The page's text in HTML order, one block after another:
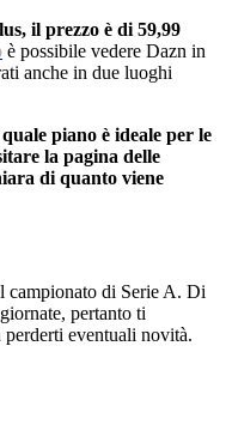
il prezzo è di 59,99
è possibile vedere Dazn in
anche in due luoghi
piano è ideale per le
la pagina delle
di quanto viene
campionato di Serie A. Di
pertanto ti
eventuali novità.